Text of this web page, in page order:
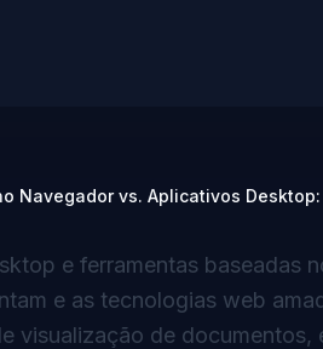
Navegador vs. Aplicativos
e ferramentas baseadas
e as tecnologias web
visualização de